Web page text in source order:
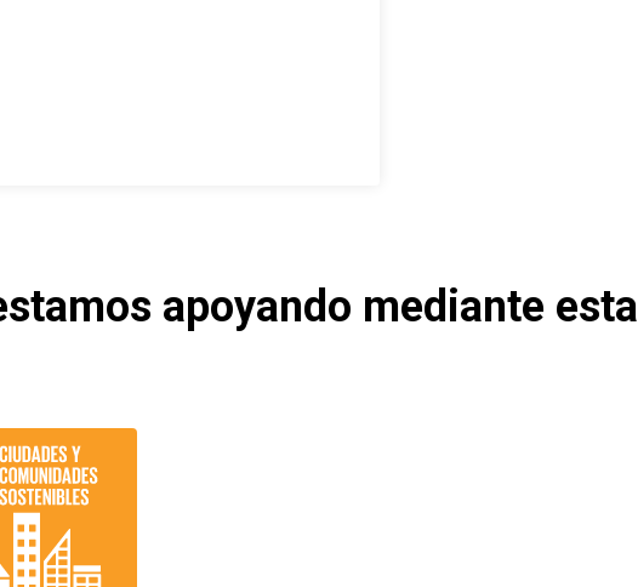
apoyando mediante esta